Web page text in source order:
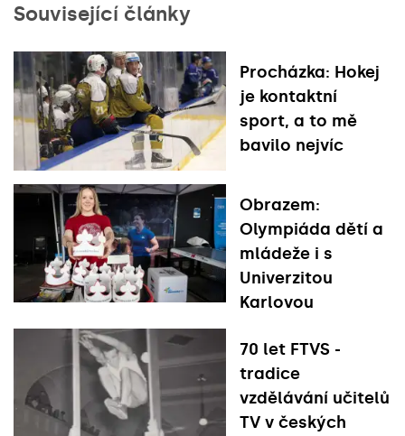
Související články
Procházka: Hokej
je kontaktní
sport, a to mě
bavilo nejvíc
Obrazem:
Olympiáda dětí a
mládeže i s
Univerzitou
Karlovou
70 let FTVS -
tradice
vzdělávání učitelů
TV v českých